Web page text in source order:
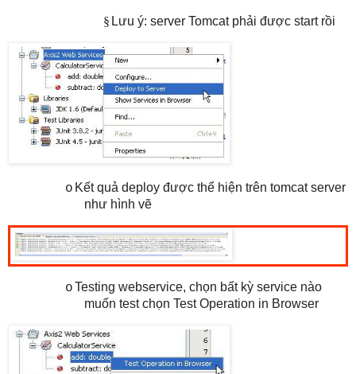
§ Lưu ý: server Tomcat phải được start rồi
o Kết quả deploy được thể hiện trên tomcat server
như hình vẽ
oTesting webservice, chọn bất kỳ service nào
muốn test chọn Test Operation in Browser